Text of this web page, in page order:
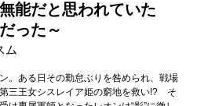
能だと思われていた
った～
ム
。ある日その勤怠ぶりを咎められ、戦場
三王女シスレイア姫の窮地を救い!? そ